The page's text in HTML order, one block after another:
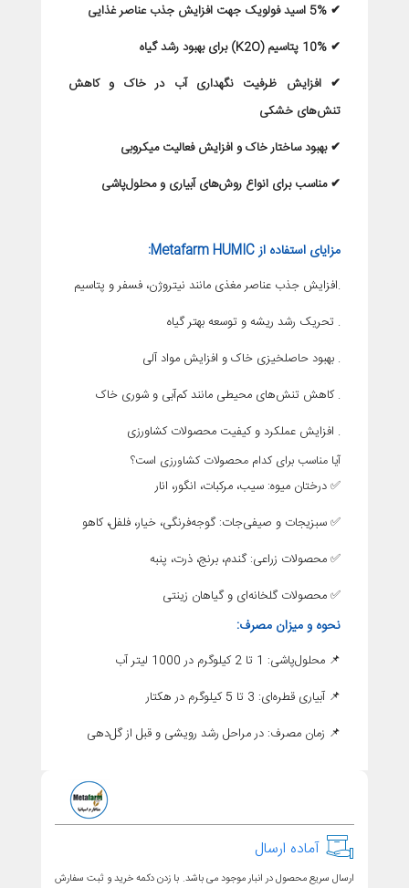
✔
اسید فولویک جهت افزایش جذب عناصر غذایی
✔
پتاسیم (K2O) برای بهبود رشد گیاه
✔ افزایش ظرفیت نگهداری آب در خاک و کاهش
تنش‌های خشکی
✔ بهبود ساختارخاکوافزایش فعالیت میکروبی
✔ مناسب برای انواع روش‌های آبیاری و محلول‌پاشی
مزایای استفاده از Metafarm HUMIC:
.افزایش جذب عناصر مغذی مانند نیتروژن، فسفر و پتاسیم
. تحریک رشد ریشه و توسعه بهتر گیاه
. بهبود حاصلخیزی خاک و افزایش مواد آلی
. کاهش تنش‌های محیطی مانند کم‌آبی و شوری خاک
. افزایش عملکرد و کیفیت محصولات کشاورزی
آیا مناسب برای کدام محصولات کشاورزی است؟
✅ درختان میوه: سیب، مرکبات، انگور، انار
✅ سبزیجات و صیفی‌جات: گوجه‌فرنگی، خیار، فلفل، کاهو
✅ محصولات زراعی: گندم، برنج، ذرت، پنبه
✅ محصولات گلخانه‌ای و گیاهان زینتی
نحوه و میزان مصرف:
📌 محلول‌پاشی: 1 تا 2 کیلوگرم در 1000 لیتر آب
📌 آبیاری قطره‌ای: 3 تا 5 کیلوگرم در هکتار
📌 زمان مصرف: در مراحل رشد رویشی و قبل از گل‌دهی
آماده ارسال
ارسال سریع محصول در انبار موجود می باشد. با زدن دکمه خرید و ثبت سفارش